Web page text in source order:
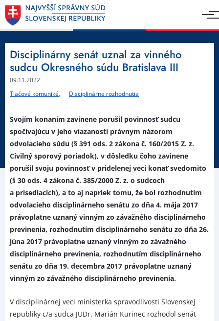
Disciplinárny senát uznal za vinného
sudcu Okresného súdu Bratislava III
09.11.2022
Tlačové komuniké
Disciplinárne rozhodnutia
Svojím konaním zavinene porušil povinnosť sudcu
spočívajúcu v jeho viazanosti právnym názorom
odvolacieho súdu (§ 391 ods. 2 zákona č. 160/2015 Z. z.
Civilný sporový poriadok), v dôsledku čoho zavinene
porušil svoju povinnosť v pridelenej veci konať svedomito
(§ 30 ods. 4 zákona č. 385/2000 Z. z. o sudcoch
a prísediacich), a to aj napriek tomu, že bol rozhodnutím
odvolacieho disciplinárneho senátu zo dňa 4. mája 2017
právoplatne uznaný vinným zo závažného disciplinárneho
previnenia, rozhodnutím disciplinárneho senátu zo dňa 26.
júna 2017 právoplatne uznaný vinným zo závažného
disciplinárneho previnenia, rozhodnutím disciplinárneho
senátu zo dňa 19. decembra 2017 právoplatne uznaný
vinným zo závažného disciplinárneho previnenia.
V disciplinárnej veci ministerka spravodlivosti Slovenskej
republiky c/a sudca JUDr. Marián Kurinec rozhodol senát